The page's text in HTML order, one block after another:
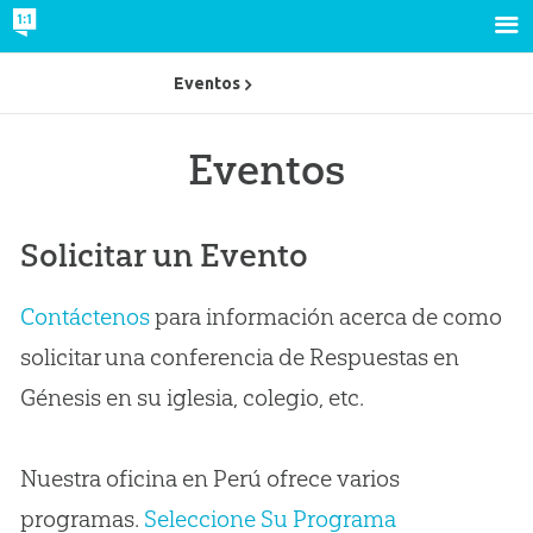
Eventos
Solicitar un Evento
Contáctenospara información acerca de como
solicitar una conferencia de Respuestas en
Génesis en su iglesia, colegio, etc.
Nuestra oficina en Perú ofrece varios
programas. Seleccione Su Programa
Eventos